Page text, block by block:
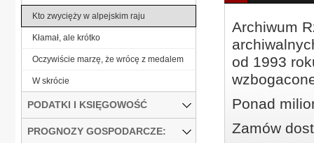
Archiwum
od 1993
Ponad
Zamów
Kto zwycięży w alpejskim raju
Kłamał, ale krótko
Oczywiście marzę, że wrócę z medalem
W skrócie
PODATKI I KSIĘGOWOŚĆ
PROGNOZY GOSPODARCZE: